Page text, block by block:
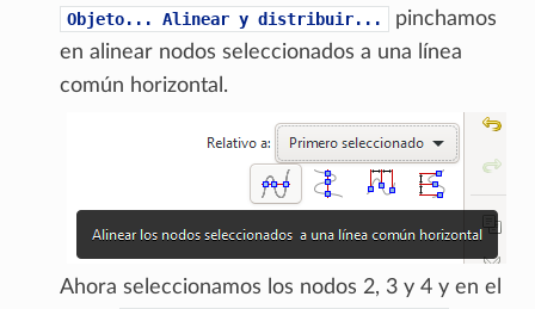
Objeto... Alinear y distribuir...
pinchamos
en alinear nodos seleccionados a una línea
común horizontal.
Ahora seleccionamos los nodos 2, 3 y 4 y en el